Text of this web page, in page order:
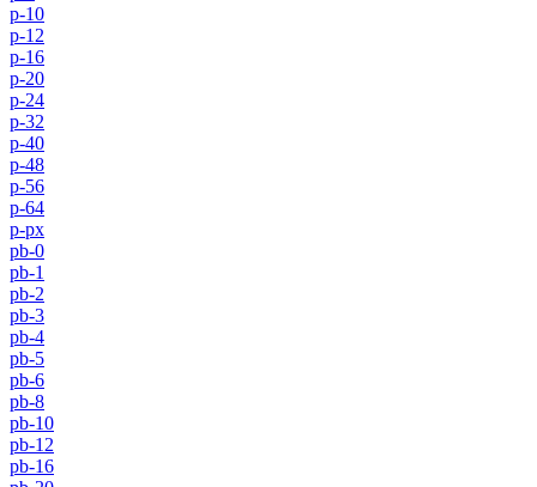
p-10
p-12
p-16
p-20
p-24
p-32
p-40
p-48
p-56
p-64
p-px
pb-0
pb-1
pb-2
pb-3
pb-4
pb-5
pb-6
pb-8
pb-10
pb-12
pb-16